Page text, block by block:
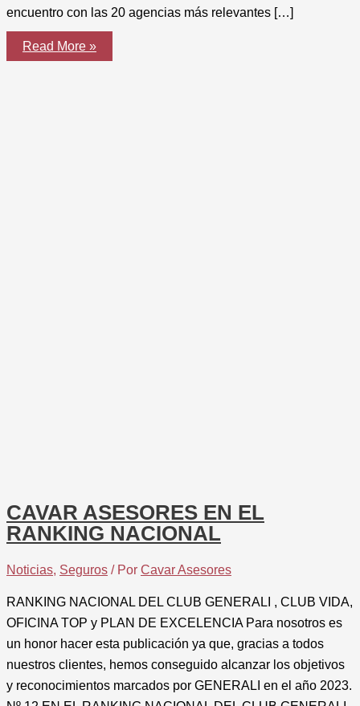
encuentro con las 20 agencias más relevantes […]
Jornada
de
Read More »
CAVAR ASESORES EN EL
RANKING NACIONAL
Noticias, Seguros / Por Cavar Asesores
RANKING NACIONAL DEL CLUB GENERALI , CLUB VIDA,
OFICINA TOP y PLAN DE EXCELENCIA Para nosotros es
un honor hacer esta publicación ya que, gracias a todos
nuestros clientes, hemos conseguido alcanzar los objetivos
y reconocimientos marcados por GENERALI en el año 2023.